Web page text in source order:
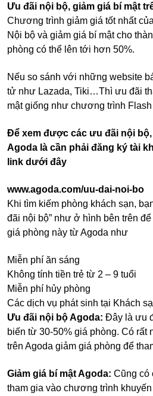
Ưu đãi nội bộ, giảm giá bí mật
Chương trình giảm giá tốt nhất
Nội bộ và giảm giá bí mật cho
phòng có thể lên tới hơn 50%.
Nếu so sánh với những website
tử như Lazada, Tiki…Thì ưu đãi
mật giống như chương trình
Để xem được các ưu đãi nội
Agoda là cần phải đăng ký tài
link dưới đây
www.agoda.com/uu-dai-noi-bo
Khi tìm kiếm phòng khách sạn,
đãi nội bộ” như ở hình bên trên
giá phòng này từ Agoda như
Miễn phí ăn sáng
Không tính tiền trẻ từ 2 – 9 tuổi
Miễn phí hủy phòng
Các dịch vụ phát sinh tại Khách
Ưu đãi nội bộ Agoda: Đây là ưu
biến từ 30-50% giá phòng. Có rất
trên Agoda giảm giá phòng để
Giảm giá bí mật Agoda: Cũng có
tham gia vào chương trình